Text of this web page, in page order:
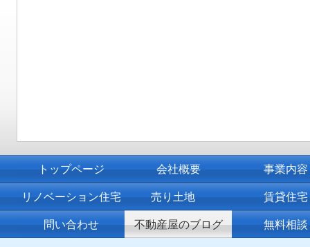
トップページ 会社概要 事業内容
リノベーション住宅 売り土地 賃貸住宅
問い合わせ 不動産屋のブログ 無料相談